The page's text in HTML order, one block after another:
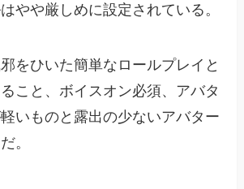
やや厳しめに設定されている。
をひいた簡単なロールプレイと
こと、ボイスオン必須、アバタ
いものと露出の少ないアバター
。